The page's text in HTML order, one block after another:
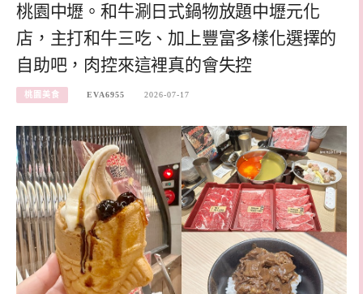
桃園中壢。和牛涮日式鍋物放題中壢元化
店，主打和牛三吃、加上豐富多樣化選擇的
自助吧，肉控來這裡真的會失控
桃園美食 EVA6955 2026-07-17